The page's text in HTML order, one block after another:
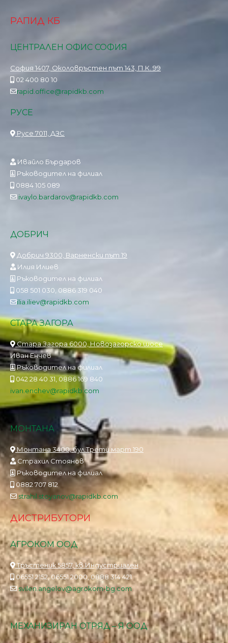
РАПИД КБ
ЦЕНТРАЛЕН ОФИС СОФИЯ
София 1407, Околовръстен път 143, П.К. 99
02 400 80 10
rapid.office@rapidkb.com
РУСЕ
Русе 7011, ДЗС
Ивайло Бърдаров
Ръководител на филиал
0884 105 089
ivaylo.bardarov@rapidkb.com
ДОБРИЧ
Добрич 9300, Варненски път 19
Илия Илиев
Ръководител на филиал
058 501 030, 0886 319 040
ilia.iliev@rapidkb.com
СТАРА ЗАГОРА
Стара Загора 6000, Новозагорско шосе
Иван Енчев
Ръководител на филиал
042 28 40 31, 0886 169 840
ivan.enchev@rapidkb.com
МОНТАНА
Монтана 3400, бул.Трети март 190
Страхил Стоянов
Ръководител на филиал
0882 707 812
strahil.stoyanov@rapidkb.com
ДИСТРИБУТОРИ
АГРОКОМ ООД
Тръстеник 5857, кв.Индустриален
06551 2152, 06551 2000, 0888 314 421
svilen.angelov@agrokom-bg.com
МЕХАНИЗИРАН ОТРЯД – Я ООД